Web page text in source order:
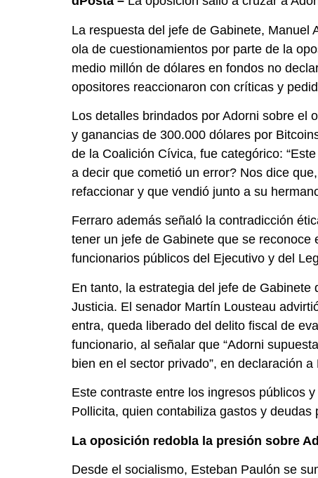
La respuesta del jefe de Gabinete, Manuel
ola de cuestionamientos por parte de la
medio millón de dólares en fondos no
opositores reaccionaron con críticas y
Los detalles brindados por Adorni sobre
y ganancias de 300.000 dólares por
de la Coalición Cívica, fue categórico:
a decir que cometió un error? Nos dice
refaccionar y que vendió junto a su
Ferraro además señaló la contradicción
tener un jefe de Gabinete que se
funcionarios públicos del Ejecutivo y del
En tanto, la estrategia del jefe de Gabinete
Justicia. El senador Martín Lousteau
entra, queda liberado del delito fiscal de
funcionario, al señalar que “Adorni
bien en el sector privado”, en declaración a
Este contraste entre los ingresos públicos
Pollicita, quien contabiliza gastos y
La oposición redobla la presión sobre
Desde el socialismo, Esteban Paulón se